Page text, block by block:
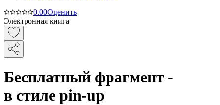
0.00Оценить
Электронная книга
Бесплатный фрагмент -
в стиле pin-up